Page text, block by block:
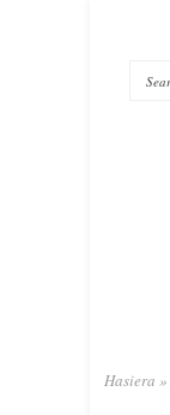
Hasiera »